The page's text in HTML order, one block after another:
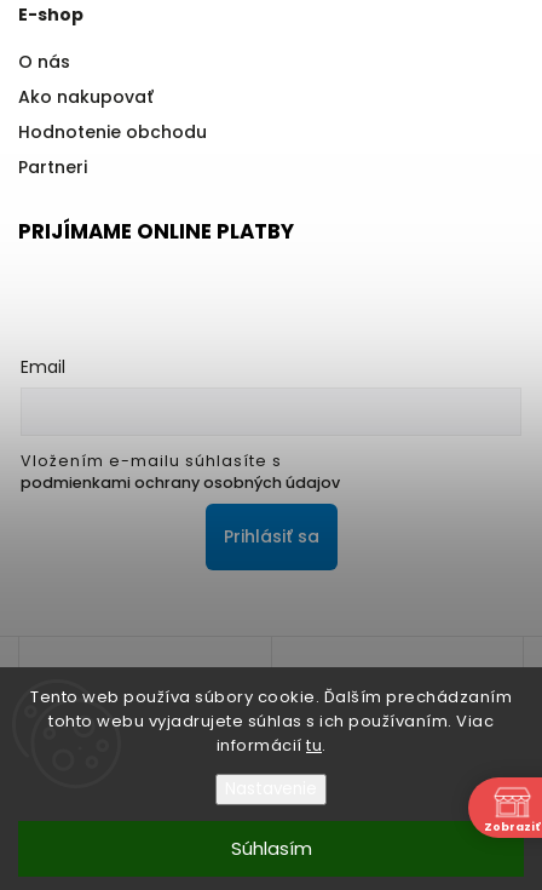
Tento web používa súbory cookie. Ďalším prechádzaním
tohto webu vyjadrujete súhlas s ich používaním. Viac
informácií tu.
Súhlasím
E-shop
O nás
Ako nakupovať
Hodnotenie obchodu
Partneri
PRIJÍMAME ONLINE PLATBY
Email
Vložením e-mailu súhlasíte s
podmienkami ochrany osobných údajov
Prihlásiť sa
ALPIS SHOP. Všetky práva vyhradené.
Zobraziť
Na zlepšenie našich služieb používame cookies. O ich
používaní a možnostiach nastavenia sa dozviete viac v
Nesúhlasím